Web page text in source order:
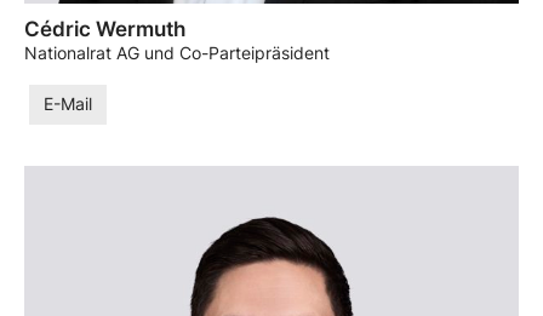
Cédric Wermuth
Nationalrat AG und Co-Parteipräsident
E-Mail